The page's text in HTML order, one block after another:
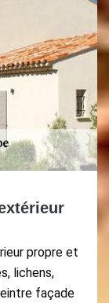
propre et
lichens,
façade